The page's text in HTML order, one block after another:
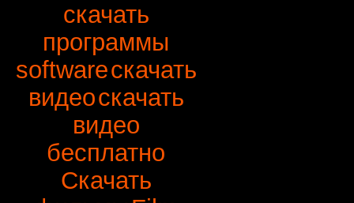
скачать
программы
softwareскачать
видеоскачать
видео
бесплатно
Скачать